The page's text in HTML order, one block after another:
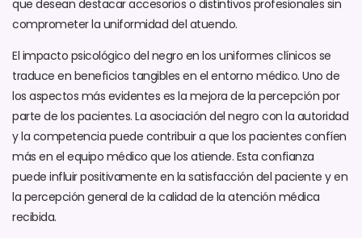
que desean destacar accesorios o distintivos profesionales sin
comprometer la uniformidad del atuendo.
El impacto psicológico del negro en los uniformes clínicos se
traduce en beneficios tangibles en el entorno médico. Uno de
los aspectos más evidentes es la mejora de la percepción por
parte de los pacientes. La asociación del negro con la autoridad
y la competencia puede contribuir a que los pacientes confíen
más en el equipo médico que los atiende. Esta confianza
puede influir positivamente en la satisfacción del paciente y en
la percepción general de la calidad de la atención médica
recibida.